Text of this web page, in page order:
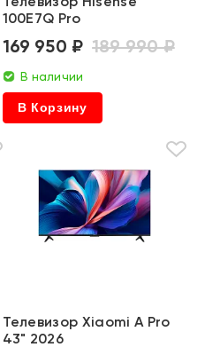
100E7Q Pro
169 950 ₽ 189 990 ₽
В наличии
В Корзину
Телевизор Xiaomi A Pro
43" 2026